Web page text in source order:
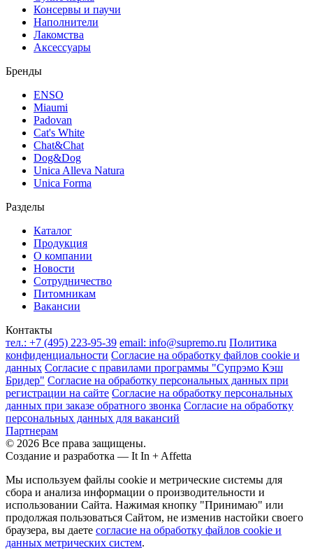
Консервы и паучи
Наполнители
Лакомства
Аксессуары
Бренды
ENSO
Miaumi
Padovan
Cat's White
Chat&Chat
Dog&Dog
Unica Alleva Natura
Unica Forma
Разделы
Каталог
Продукция
О компании
Новости
Сотрудничество
Питомникам
Вакансии
Контакты
тел.: +7 (495) 223-95-39 email: info@supremo.ru Политика
конфиденциальности Согласие на обработку файлов cookie и
данных Согласие с правилами программы "Супрэмо Кэш
Бридер" Согласие на обработку персональных данных при
регистрации на сайте Согласие на обработку персональных
данных при заказе обратного звонка Согласие на обработку
персональных данных для вакансий
Партнерам
© 2026 Все права защищены.
Создание и разработка — It In + Affetta
Мы используем файлы cookie и метрические системы для
сбора и анализа информации о производительности и
использовании Сайта. Нажимая кнопку "Принимаю" или
продолжая пользоваться Сайтом, не изменив настойки своего
браузера, вы даете согласие на обработку файлов cookie и
данных метрических систем.